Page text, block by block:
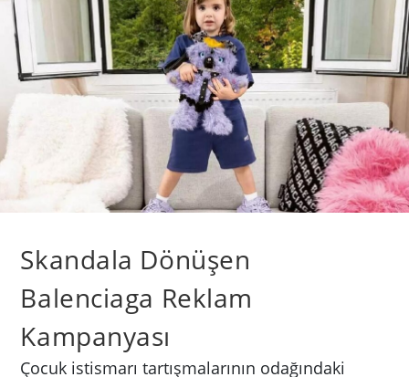
Skandala Dönüşen
Balenciaga Reklam
Kampanyası
Çocuk istismarı tartışmalarının odağındaki